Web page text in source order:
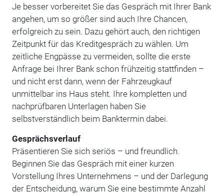
Je besser vorbereitet Sie das Gespräch mit Ihrer Bank
angehen, um so größer sind auch Ihre Chancen,
erfolgreich zu sein. Dazu gehört auch, den richtigen
Zeitpunkt für das Kreditgespräch zu wählen. Um
zeitliche Engpässe zu vermeiden, sollte die erste
Anfrage bei Ihrer Bank schon frühzeitig stattfinden –
und nicht erst dann, wenn der Fahrzeugkauf
unmittelbar ins Haus steht. Ihre kompletten und
nachprüfbaren Unterlagen haben Sie
selbstverständlich beim Banktermin dabei.
Gesprächsverlauf
Präsentieren Sie sich seriös – und freundlich.
Beginnen Sie das Gespräch mit einer kurzen
Vorstellung Ihres Unternehmens – und der Darlegung
der Entscheidung, warum Sie eine bestimmte Anzahl